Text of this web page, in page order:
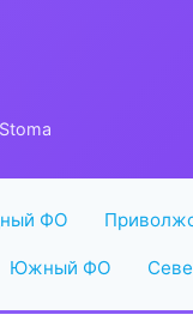
ФО
Южный ФО